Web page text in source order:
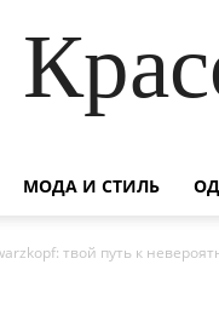
МОДА И СТИЛЬ
твой путь к